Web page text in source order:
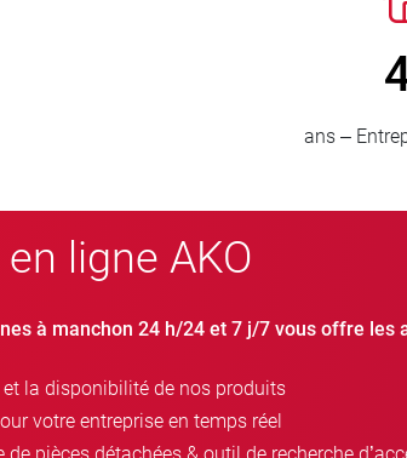
ligne AKO
à manchon 24 h/24 et 7 j/7 vous offre les
la disponibilité de nos produits
votre entreprise en temps réel